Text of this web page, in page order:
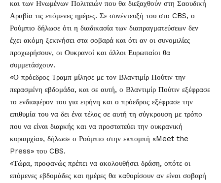
και των Ηνωμένων Πολιτειών που θα διεξαχθούν στη Σαουδική
Αραβία τις επόμενες ημέρες. Σε συνέντευξή του στο CBS, ο
Ρούμπιο δήλωσε ότι η διαδικασία των διαπραγματεύσεων δεν
έχει ακόμη ξεκινήσει στα σοβαρά και ότι αν οι συνομιλίες
προχωρήσουν, οι Ουκρανοί και άλλοι Ευρωπαίοι θα
συμμετάσχουν.
«Ο πρόεδρος Τραμπ μίλησε με τον Βλαντιμίρ Πούτιν την
περασμένη εβδομάδα, και σε αυτή, ο Βλαντιμίρ Πούτιν εξέφρασε
το ενδιαφέρον του για ειρήνη και ο πρόεδρος εξέφρασε την
επιθυμία του να δει ένα τέλος σε αυτή τη σύγκρουση με τρόπο
που να είναι διαρκής και να προστατεύει την ουκρανική
κυριαρχία», δήλωσε ο Ρούμπιο στην εκπομπή «Meet the
Press» του CBS.
«Τώρα, προφανώς πρέπει να ακολουθήσει δράση, οπότε οι
επόμενες εβδομάδες και ημέρες θα καθορίσουν αν είναι σοβαρή